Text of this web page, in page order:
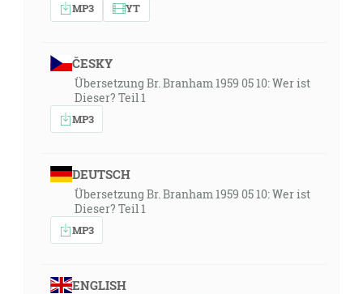
MP3 YT
ČESKY
Übersetzung Br. Branham 1959 05 10: Wer ist
Dieser? Teil 1
MP3
DEUTSCH
Übersetzung Br. Branham 1959 05 10: Wer ist
Dieser? Teil 1
MP3
ENGLISH